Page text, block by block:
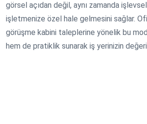
görsel açıdan değil, aynı zamanda
işletmenize özel hale gelmesini sağlar.
görüşme kabini taleplerine yönelik bu
hem de pratiklik sunarak iş yerinizin